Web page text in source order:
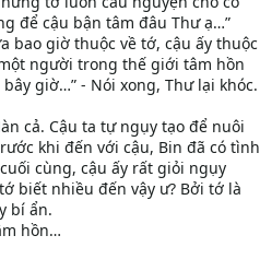
để cậu bận tâm đâu Thư ạ…”
bao giờ thuộc về tớ, cậu ấy thuộc
người trong thế giới tâm hồn
giờ…” - Nói xong, Thư lại khóc.
cả. Cậu ta tự ngụy tạo để nuôi
khi đến với cậu, Bin đã có tình
cùng, cậu ấy rất giỏi ngụy
biết nhiều đến vậy ư? Bởi tớ là
bí ẩn.
hồn…